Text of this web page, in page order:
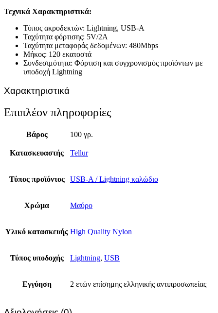
Τεχνικά Χαρακτηριστικά:
Τύπος ακροδεκτών: Lightning, USB-A
Ταχύτητα φόρτισης: 5V/2A
Ταχύτητα μεταφοράς δεδομένων: 480Mbps
Μήκος: 120 εκατοστά
Συνδεσιμότητα: Φόρτιση και συγχρονισμός προϊόντων με
υποδοχή Lightning
Χαρακτηριστικά
Επιπλέον πληροφορίες
Βάρος 100 γρ.
Κατασκευαστής Tellur
Τύπος προϊόντος USB-A / Lightning καλώδιο
Χρώμα Μαύρο
Υλικό κατασκευής High Quality Nylon
Τύπος υποδοχής Lightning, USB
Εγγύηση 2 ετών επίσημης ελληνικής αντιπροσωπείας